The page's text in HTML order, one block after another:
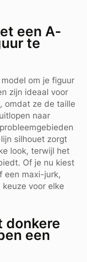
een A-
te
om je figuur
zijn ideaal voor
omdat ze de taille
naar
silhouet zorgt
look, terwijl het
Of je nu kiest
een maxi-jurk,
voor elke
donkere
een